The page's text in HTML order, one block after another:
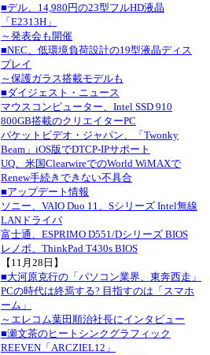
■デル、14,980円の23型フルHD液晶
「E2313H」
～発表会も開催
■NEC、低環境負荷設計の19型液晶ディス
プレイ
～保護ガラス搭載モデルも
■ダイジェスト・ニュース
マウスコンピューター、Intel SSD 910
800GB搭載のクリエイターPC
パケットビデオ・ジャパン、「Twonky
Beam」iOS版でDTCP-IPサポート
UQ、米国ClearwireでのWorld WiMAXで
Renew手続きできない不具合
■アップデート情報
ソニー、VAIO Duo 11、Sシリーズ Intel無線
LANドライバ
富士通、ESPRIMO D551/Dシリーズ BIOS
レノボ、ThinkPad T430s BIOS
【11月28日】
■大河原克行の「パソコン業界、東奔西走」
PCの時代は終焉する? 目指すのは「スマホ
ーム」
～エレコム葉田順治社長にインタビュー
■瀬文茶のヒートシンクグラフィック
REEVEN「ARCZIEL12」